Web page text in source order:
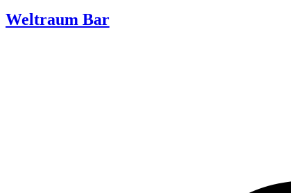
Weltraum Bar